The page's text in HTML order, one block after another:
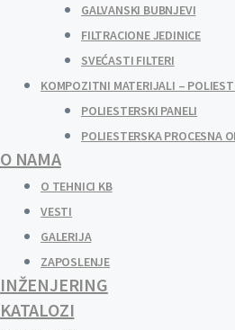
GALVANSKI BUBNJEVI
FILTRACIONE JEDINICE
SVEĆASTI FILTERI
KOMPOZITNI MATERIJALI –
POLIESTERSKI PANELI
POLIESTERSKA PROCESNA
O NAMA
O TEHNICI KB
VESTI
GALERIJA
ZAPOSLENJE
INŽENJERING
KATALOZI